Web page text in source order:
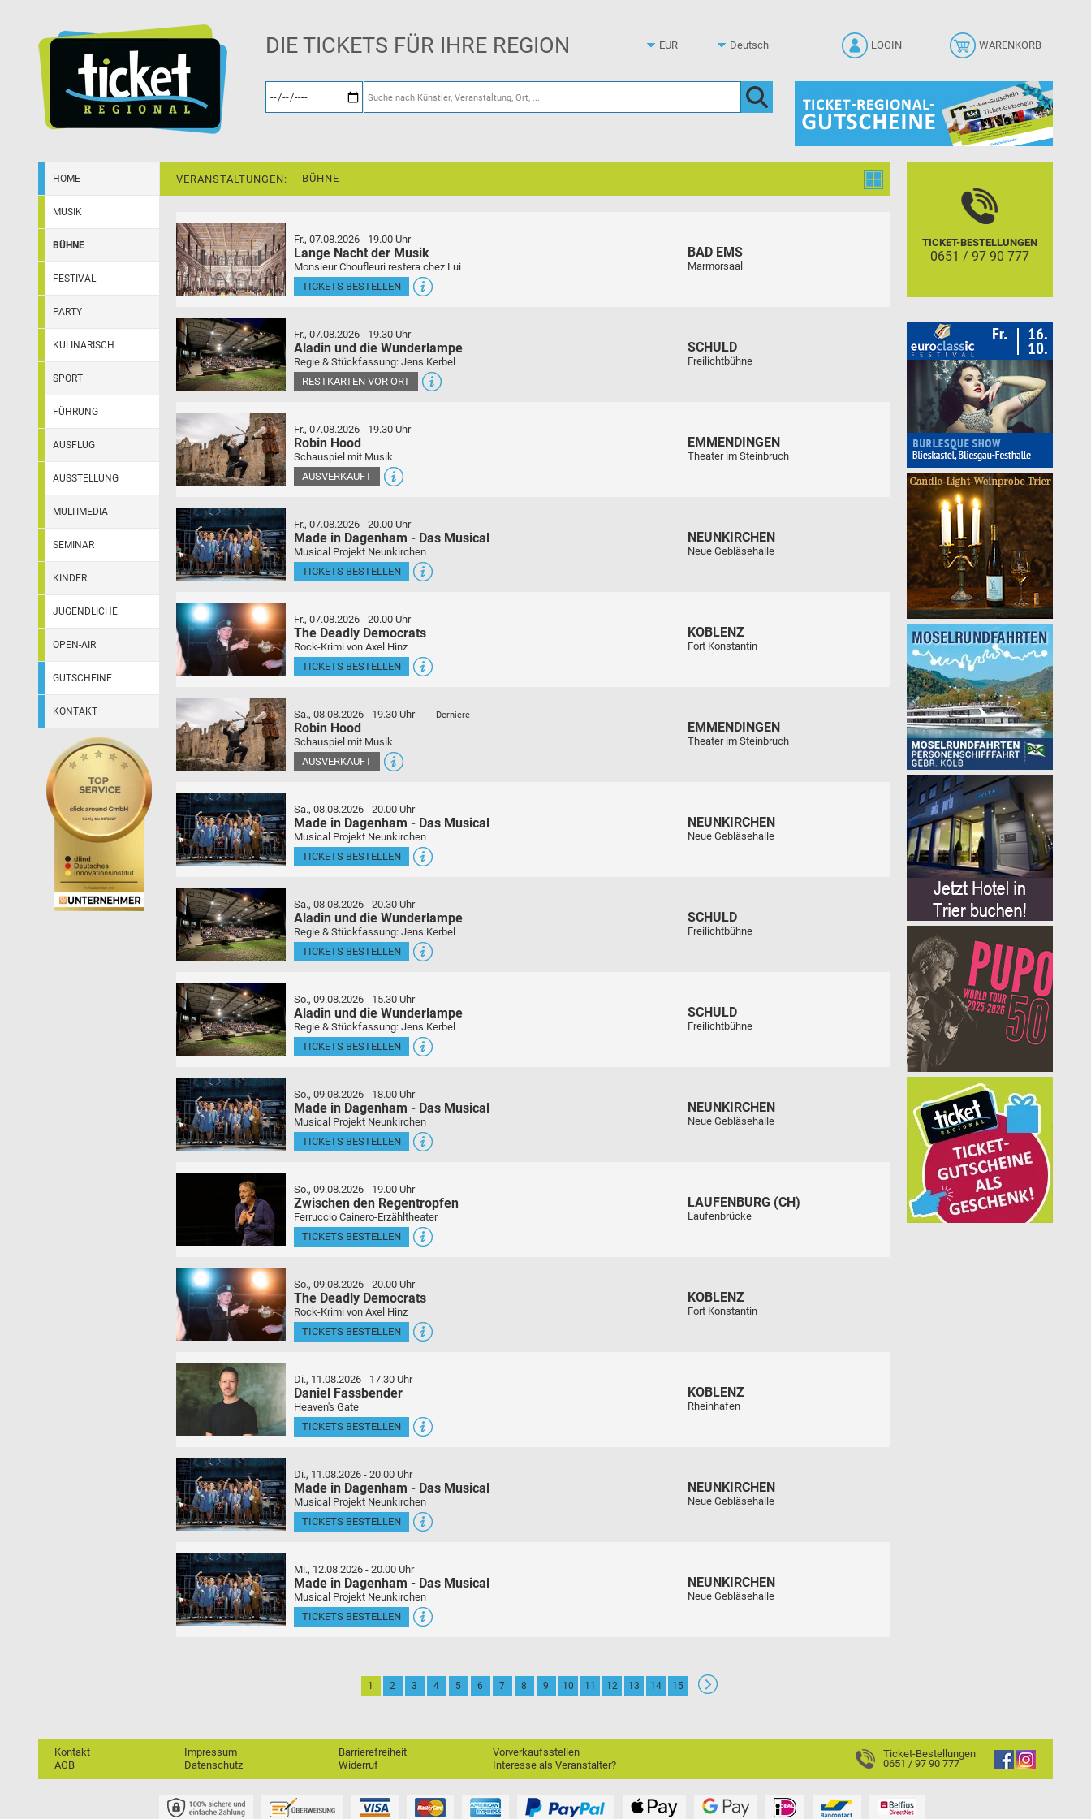
DIE TICKETS FÜR IHRE REGION
HOME
MUSIK
BÜHNE
FESTIVAL
PARTY
KULINARISCH
SPORT
FÜHRUNG
AUSFLUG
AUSSTELLUNG
MULTIMEDIA
SEMINAR
KINDER
JUGENDLICHE
OPEN-AIR
GUTSCHEINE
KONTAKT
VERANSTALTUNGEN: BÜHNE
Fr., 07.08.2026 - 19.00 Uhr
Lange Nacht der Musik
Monsieur Choufleuri restera chez Lui
TICKETS BESTELLEN
BAD EMS
Marmorsaal
Fr., 07.08.2026 - 19.30 Uhr
Aladin und die Wunderlampe
Regie & Stückfassung: Jens Kerbel
RESTKARTEN VOR ORT
SCHULD
Freilichtbühne
Fr., 07.08.2026 - 19.30 Uhr
Robin Hood
Schauspiel mit Musik
AUSVERKAUFT
EMMENDINGEN
Theater im Steinbruch
Fr., 07.08.2026 - 20.00 Uhr
Made in Dagenham - Das Musical
Musical Projekt Neunkirchen
TICKETS BESTELLEN
NEUNKIRCHEN
Neue Gebläsehalle
Fr., 07.08.2026 - 20.00 Uhr
The Deadly Democrats
Rock-Krimi von Axel Hinz
TICKETS BESTELLEN
KOBLENZ
Fort Konstantin
Sa., 08.08.2026 - 19.30 Uhr - Derniere -
Robin Hood
Schauspiel mit Musik
AUSVERKAUFT
EMMENDINGEN
Theater im Steinbruch
Sa., 08.08.2026 - 20.00 Uhr
Made in Dagenham - Das Musical
Musical Projekt Neunkirchen
TICKETS BESTELLEN
NEUNKIRCHEN
Neue Gebläsehalle
Sa., 08.08.2026 - 20.30 Uhr
Aladin und die Wunderlampe
Regie & Stückfassung: Jens Kerbel
TICKETS BESTELLEN
SCHULD
Freilichtbühne
So., 09.08.2026 - 15.30 Uhr
Aladin und die Wunderlampe
Regie & Stückfassung: Jens Kerbel
TICKETS BESTELLEN
SCHULD
Freilichtbühne
So., 09.08.2026 - 18.00 Uhr
Made in Dagenham - Das Musical
Musical Projekt Neunkirchen
TICKETS BESTELLEN
NEUNKIRCHEN
Neue Gebläsehalle
So., 09.08.2026 - 19.00 Uhr
Zwischen den Regentropfen
Ferruccio Cainero-Erzähltheater
TICKETS BESTELLEN
LAUFENBURG (CH)
Laufenbrücke
So., 09.08.2026 - 20.00 Uhr
The Deadly Democrats
Rock-Krimi von Axel Hinz
TICKETS BESTELLEN
KOBLENZ
Fort Konstantin
Di., 11.08.2026 - 17.30 Uhr
Daniel Fassbender
Heaven's Gate
TICKETS BESTELLEN
KOBLENZ
Rheinhafen
Di., 11.08.2026 - 20.00 Uhr
Made in Dagenham - Das Musical
Musical Projekt Neunkirchen
TICKETS BESTELLEN
NEUNKIRCHEN
Neue Gebläsehalle
Mi., 12.08.2026 - 20.00 Uhr
Made in Dagenham - Das Musical
Musical Projekt Neunkirchen
TICKETS BESTELLEN
NEUNKIRCHEN
Neue Gebläsehalle
1 2 3 4 5 6 7 8 9 10 11 12 13 14 15
TICKET-BESTELLUNGEN
0651 / 97 90 777
Kontakt
AGB
Impressum
Datenschutz
Barrierefreiheit
Widerruf
Vorverkaufsstellen
Interesse als Veranstalter?
Ticket-Bestellungen
0651 / 97 90 777
WARENKORB
LOGIN